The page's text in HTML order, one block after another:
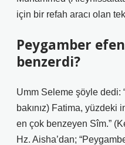
için bir refah aracı olan
Peygamber
benzerdi?
Umm Seleme şöyle dedi:
bakınız) Fatima, yüzdeki
en çok benzeyen Sîm.”
Hz. Aisha’dan;